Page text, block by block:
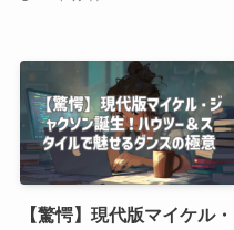
【驚愕】現代版マイケル・